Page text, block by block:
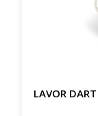
LAVOR